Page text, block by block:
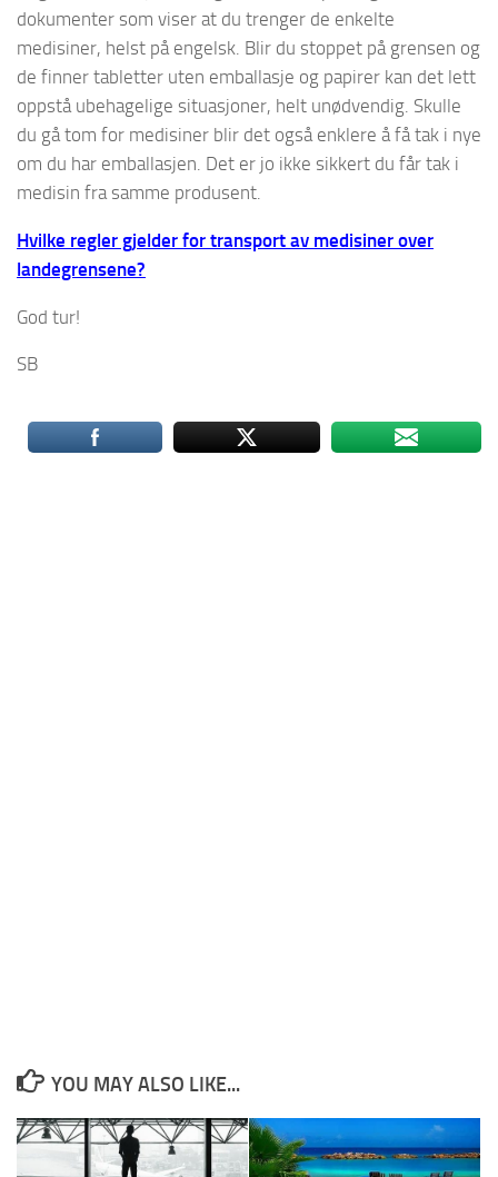
dokumenter som viser at du trenger de enkelte
medisiner, helst på engelsk. Blir du stoppet på grensen og
de finner tabletter uten emballasje og papirer kan det lett
oppstå ubehagelige situasjoner, helt unødvendig. Skulle
du gå tom for medisiner blir det også enklere å få tak i nye
om du har emballasjen. Det er jo ikke sikkert du får tak i
medisin fra samme produsent.
Hvilke regler gjelder for transport av medisiner over
landegrensene?
God tur!
SB
YOU MAY ALSO LIKE...